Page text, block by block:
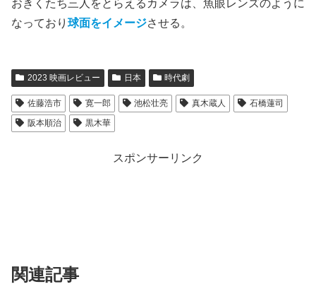
おきくたち三人をとらえるカメラは、魚眼レンズのように
なっており 球面をイメージさせる。
2023 映画レビュー 日本 時代劇
佐藤浩市 寛一郎 池松壮亮 真木蔵人
石橋蓮司
阪本順治
黒木華
スポンサーリンク
関連記事